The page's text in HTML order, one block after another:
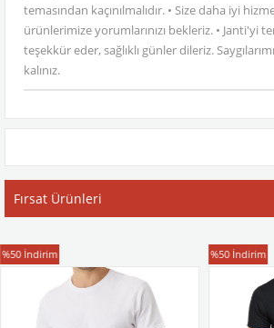
temasından kaçınılmalıdır. • Size daha iyi
ürünlerimize yorumlarınızı bekleriz. • Janti'yi
teşekkür eder, sağlıklı günler dileriz.
kalınız.
Fırsat Ürünleri
T-Shirt
%50 İndirim T-Shirt
%50 İndirim